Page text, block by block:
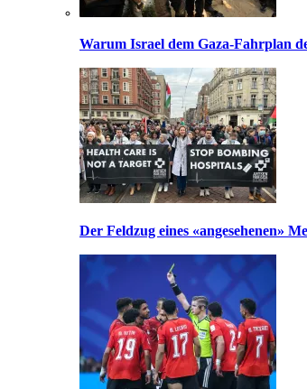
Warum Israel dem Gaza-Fahrplan
Der Feldzug eines «angesehenen»